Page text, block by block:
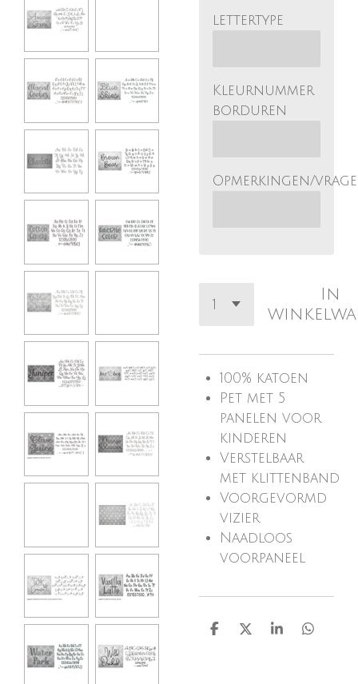
lettertype
Kleurnummer
borduren
Opmerkingen/
In
100% katoen
Pet met 5
panelen voor
kinderen
Verstelbaar
met klittenband
Voorgevormd
vizier
Naadloos
voorpaneel
D
D
S
D